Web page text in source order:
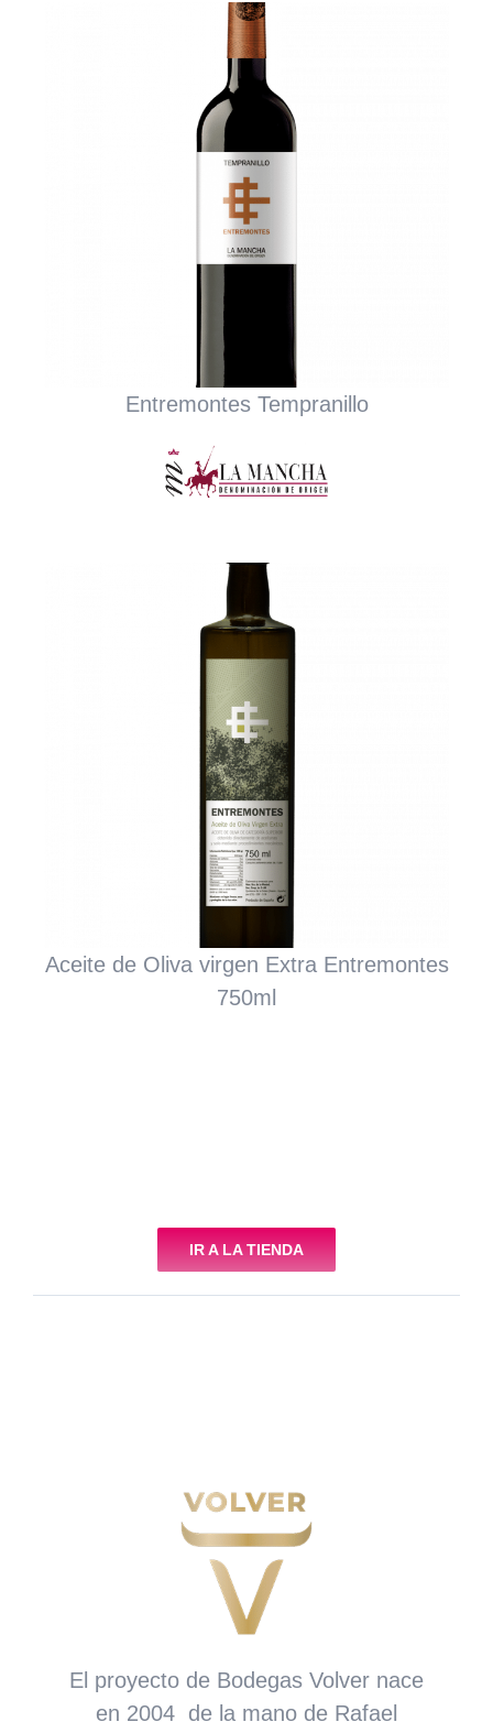
Entremontes Tempranillo
Aceite de Oliva virgen Extra Entremontes
750ml
IR A LA TIENDA
El proyecto de Bodegas Volver nace
en 2004 de la mano de Rafael